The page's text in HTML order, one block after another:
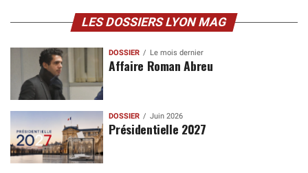
LES DOSSIERS LYON MAG
DOSSIER Le mois dernier
Affaire Roman Abreu
DOSSIER Juin 2026
Présidentielle 2027